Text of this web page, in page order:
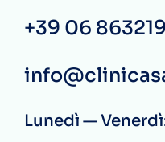
+39 06
Lunedì —